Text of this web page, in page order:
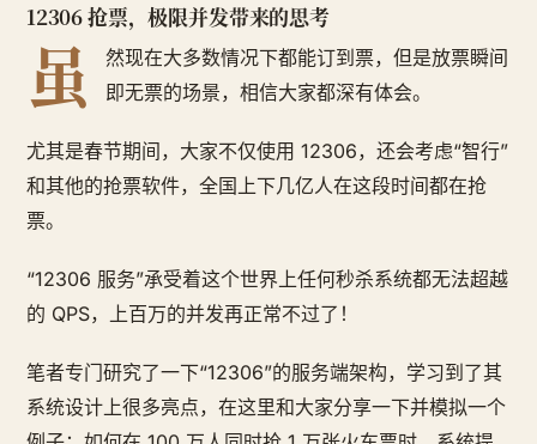
12306 抢票，极限并发带来的思考
虽
然现在大多数情况下都能订到票，但是放票瞬间
即无票的场景，相信大家都深有体会。
尤其是春节期间，大家不仅使用 12306，还会考虑“智行”
和其他的抢票软件，全国上下几亿人在这段时间都在抢
票。
“12306 服务”承受着这个世界上任何秒杀系统都无法超越
的 QPS，上百万的并发再正常不过了！
笔者专门研究了一下“12306”的服务端架构，学习到了其
系统设计上很多亮点，在这里和大家分享一下并模拟一个